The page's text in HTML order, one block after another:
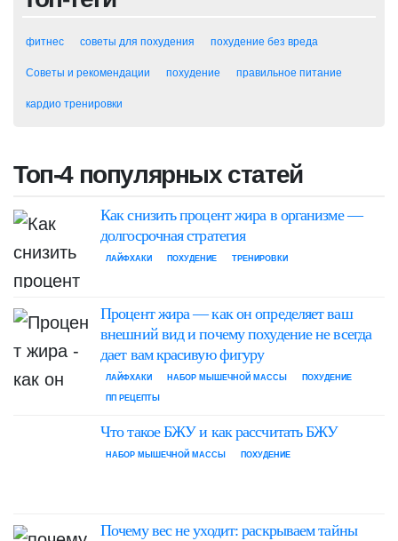
фитнес советы для похудения похудение без вреда
Советы и рекомендации похудение правильное питание
кардио тренировки
Топ-4 популярных статей
Как снизить процент жира в организме —
долгосрочная стратегия
ЛАЙФХАКИ ПОХУДЕНИЕ ТРЕНИРОВКИ
Процент жира — как он определяет ваш
внешний вид и почему похудение не всегда
дает вам красивую фигуру
ЛАЙФХАКИ НАБОР МЫШЕЧНОЙ МАССЫ ПОХУДЕНИЕ
ПП РЕЦЕПТЫ
Что такое БЖУ и как рассчитать БЖУ
НАБОР МЫШЕЧНОЙ МАССЫ ПОХУДЕНИЕ
Почему вес не уходит: раскрываем тайны